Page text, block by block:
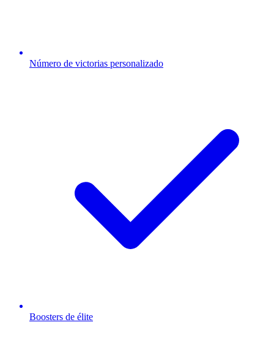
Número de victorias personalizado
Boosters de élite